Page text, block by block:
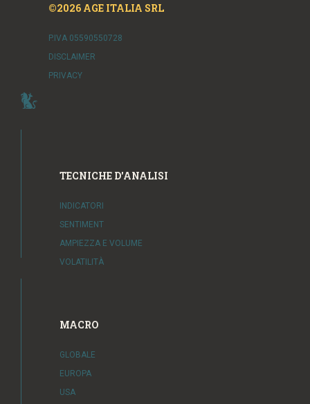
©2026 AGE ITALIA SRL
P.IVA 05590550728
DISCLAIMER
PRIVACY
TECNICHE D'ANALISI
INDICATORI
SENTIMENT
AMPIEZZA E VOLUME
VOLATILITÀ
MACRO
GLOBALE
EUROPA
USA